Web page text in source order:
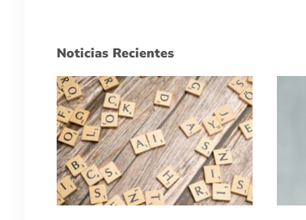
Noticias Recientes